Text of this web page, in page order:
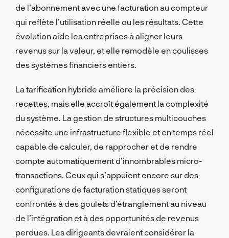
de l’abonnement avec une facturation au compteur
qui reflète l’utilisation réelle ou les résultats. Cette
évolution aide les entreprises à aligner leurs
revenus sur la valeur, et elle remodèle en coulisses
des systèmes financiers entiers.
La tarification hybride améliore la précision des
recettes, mais elle accroît également la complexité
du système. La gestion de structures multicouches
nécessite une infrastructure flexible et en temps réel
capable de calculer, de rapprocher et de rendre
compte automatiquement d’innombrables micro-
transactions. Ceux qui s’appuient encore sur des
configurations de facturation statiques seront
confrontés à des goulets d’étranglement au niveau
de l’intégration et à des opportunités de revenus
perdues. Les dirigeants devraient considérer la